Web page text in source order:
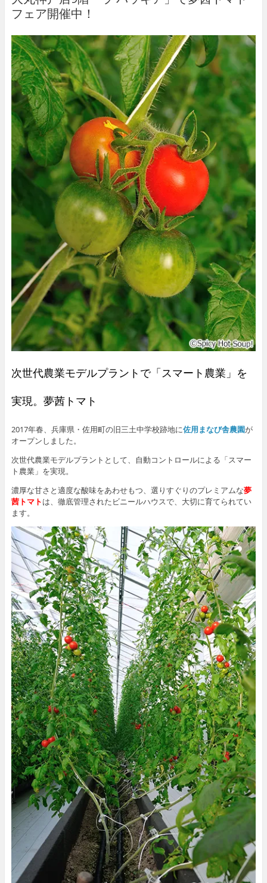
フェア開催中！
次世代農業モデルプラントで「スマート農業」を
実現。夢茜トマト
2017年春、兵庫県・佐用町の旧三土中学校跡地に佐用まなび舎農園が
オープンしました。
次世代農業モデルプラントとして、自動コントロールによる「スマー
ト農業」を実現。
濃厚な甘さと適度な酸味をあわせもつ、選りすぐりのプレミアムな夢
茜トマトは、徹底管理されたビニールハウスで、大切に育てられてい
ます。